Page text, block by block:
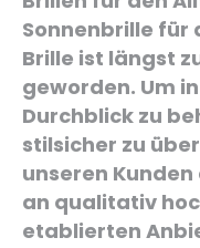
Sonnenbrille für
Brille ist längst
geworden. Um
Durchblick zu
stilsicher zu
unseren
an qualitativ
etablierten